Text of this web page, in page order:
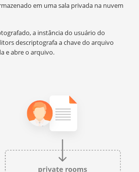
em uma sala privada na nuvem
a instância do usuário do
descriptografa a chave do arquivo
e abre o arquivo.